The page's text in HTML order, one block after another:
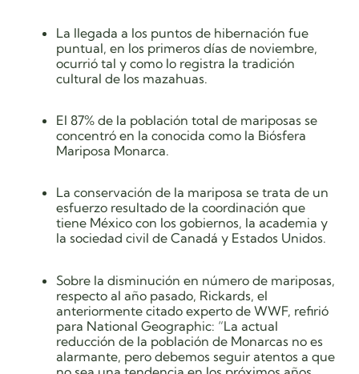
La llegada a los puntos de hibernación fue
puntual, en los primeros días de noviembre,
ocurrió tal y como lo registra la tradición
cultural de los mazahuas.
El 87% de la población total de mariposas se
concentró en la conocida como la Biósfera
Mariposa Monarca.
La conservación de la mariposa se trata de un
esfuerzo resultado de la coordinación que
tiene México con los gobiernos, la academia y
la sociedad civil de Canadá y Estados Unidos.
Sobre la disminución en número de mariposas,
respecto al año pasado, Rickards, el
anteriormente citado experto de WWF, refirió
para National Geographic: “La actual
reducción de la población de Monarcas no es
alarmante, pero debemos seguir atentos a que